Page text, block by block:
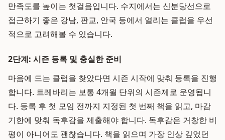
만족도를 높이는 첫걸음입니다. 수지에서는 신분당선으로
접근하기 좋은 강남, 판교, 안국 등에서 열리는 클럽을 우선
적으로 고려해볼 수 있습니다.
2단계: 시즌 등록 및 충실한 준비
마음에 드는 클럽을 찾았다면 시즌 시작에 맞춰 등록을 진행
합니다. 트레바리는 보통 4개월 단위의 시즌제로 운영됩니
다. 등록 후 첫 모임 전까지 지정된 첫 번째 책을 읽고, 마감
기한에 맞춰 독후감을 제출해야 합니다. 독후감은 거창한 비
평이 아니어도 괜찮습니다. 책을 읽으며 가장 인상 깊었던